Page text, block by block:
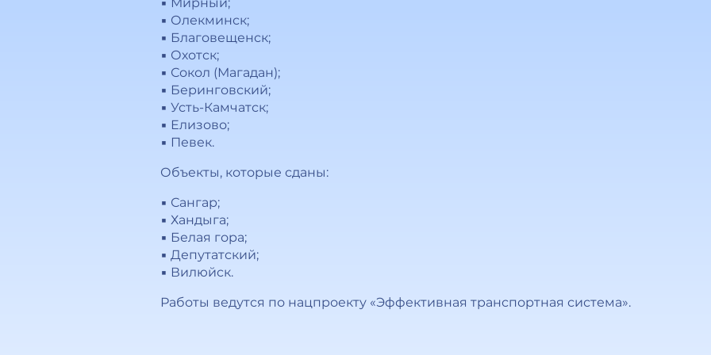
▪️ Олекминск;
▪️ Благовещенск;
▪️ Охотск;
▪️ Сокол (Магадан);
▪️ Беринговский;
▪️ Усть-Камчатск;
▪️ Елизово;
▪️ Певек.
Объекты, которые сданы:
▪️ Сангар;
▪️ Хандыга;
▪️ Белая гора;
▪️ Депутатский;
▪️ Вилюйск.
Работы ведутся по нацпроекту «Эффективная транспортная система».